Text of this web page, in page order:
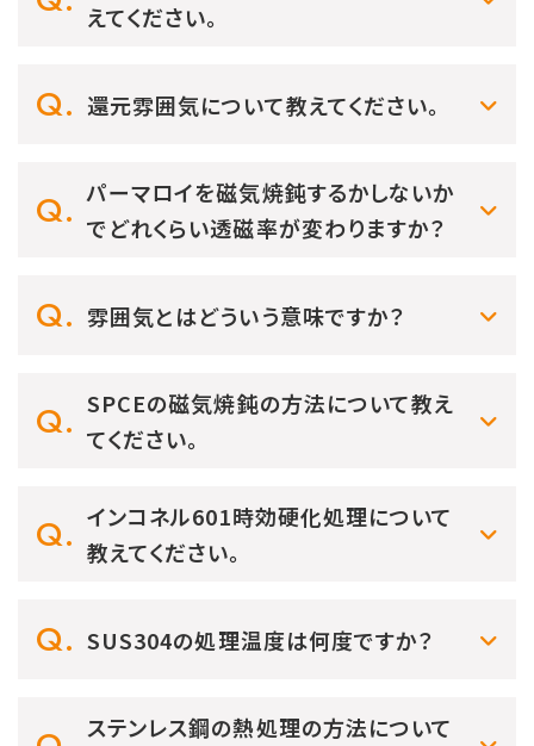
えてください。
還元雰囲気について教えてください。
パーマロイを磁気焼鈍するかしないか
でどれくらい透磁率が変わりますか？
雰囲気とはどういう意味ですか？
SPCEの磁気焼鈍の方法について教え
てください。
インコネル601時効硬化処理について
教えてください。
SUS304の処理温度は何度ですか？
ステンレス鋼の熱処理の方法について